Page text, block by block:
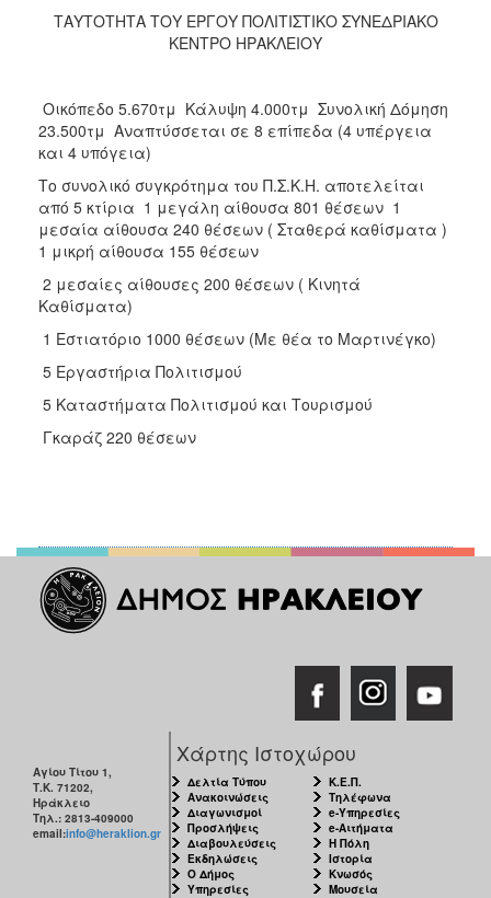
ΤΑΥΤΟΤΗΤΑ ΤΟΥ ΕΡΓΟΥ ΠΟΛΙΤΙΣΤΙΚΟ ΣΥΝΕΔΡΙΑΚΟ
ΚΕΝΤΡΟ ΗΡΑΚΛΕΙΟΥ
 Οικόπεδο 5.670τμ  Κάλυψη 4.000τμ  Συνολική Δόμηση
23.500τμ  Αναπτύσσεται σε 8 επίπεδα (4 υπέργεια
και 4 υπόγεια)
Το συνολικό συγκρότημα του Π.Σ.Κ.Η. αποτελείται
από 5 κτίρια  1 μεγάλη αίθουσα 801 θέσεων  1
μεσαία αίθουσα 240 θέσεων ( Σταθερά καθίσματα ) 
1 μικρή αίθουσα 155 θέσεων
 2 μεσαίες αίθουσες 200 θέσεων ( Κινητά
Καθίσματα)
 1 Εστιατόριο 1000 θέσεων (Με θέα το Μαρτινέγκο)
 5 Εργαστήρια Πολιτισμού
 5 Καταστήματα Πολιτισμού και Τουρισμού
 Γκαράζ 220 θέσεων
Αγίου Τίτου 1,
Τ.Κ. 71202,
Ηράκλειο
Τηλ.: 2813-409000
email:info@heraklion.gr
Χάρτης Ιστοχώρου
Δελτία Τύπου
Ανακοινώσεις
Διαγωνισμοί
Προσλήψεις
Διαβουλεύσεις
Εκδηλώσεις
Ο Δήμος
Υπηρεσίες
Κ.Ε.Π.
Τηλέφωνα
e-Υπηρεσίες
e-Αιτήματα
Η Πόλη
Ιστορία
Κνωσός
Μουσεία